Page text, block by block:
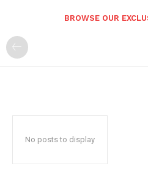
BROWSE OUR
No posts to display